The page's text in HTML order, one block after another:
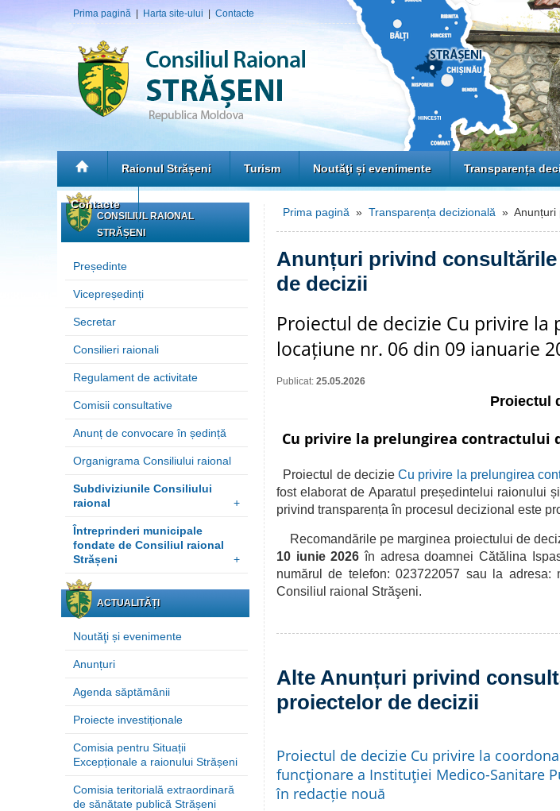
Prima pagină Harta site-ului Contacte
Raionul Strășeni Turism Noutăţi și evenimente Transparența
Contacte
CONSILIUL RAIONAL
STRĂȘENI
Președinte
Vicepreședinți
Secretar
Consilieri raionali
Regulament de activitate
Comisii consultative
Anunț de convocare în ședință
Organigrama Consiliului raional
Subdiviziunile Consiliului
raional
+
Întreprinderi municipale
fondate de Consiliul raional
Strășeni
+
ACTUALITĂȚI
Noutăţi și evenimente
Anunțuri
Agenda săptămânii
Proiecte investiționale
Comisia pentru Situații
Excepționale a raionului Strășeni
Comisia teritorială extraordinară
de sănătate publică Strășeni
Prima pagină » Transparența decizională » Anunțuri
Anunțuri privind
de decizii
Proiectul de decizie Cu privire
locațiune nr. 06 din 09 ianuarie
Publicat: 25.05.2026
Proiectul
Cu privire la prelungirea contractului
Proiectul de decizie Cu privire la prelungirea
fost elaborat de Aparatul președintelui raionului
privind transparența în procesul decizional este
Recomandările pe marginea proiectului de
10 iunie 2026în adresa doamnei Cătălina
numărul de telefon: 023722057 sau la adresa:
Consiliul raional Străşeni.
Alte Anunțuri privind
proiectelor de decizii
Proiectul de decizie Cu privire la
funcţionare a Instituţiei Medico-Sanitare
în redacție nouă